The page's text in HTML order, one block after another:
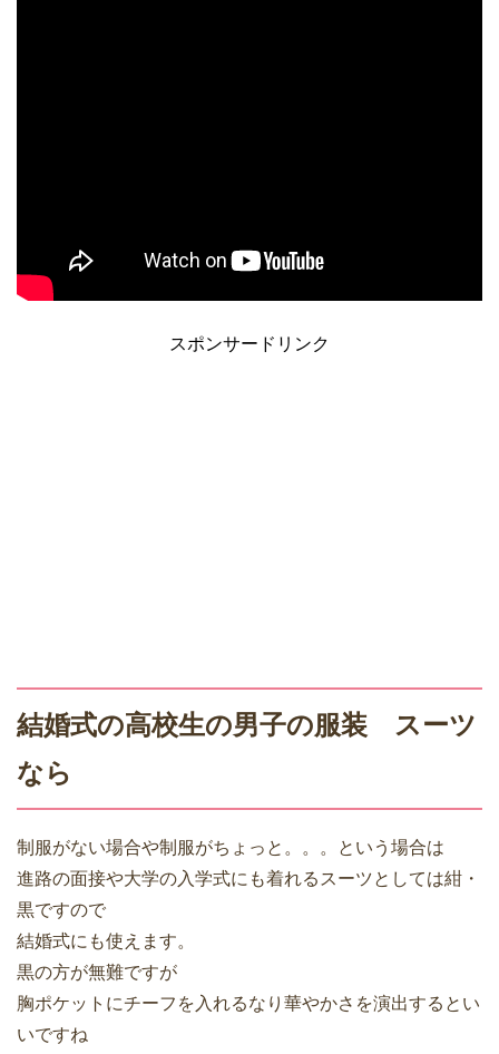
スポンサードリンク
結婚式の高校生の男子の服装 スーツ
なら
制服がない場合や制服がちょっと。。。という場合は
進路の面接や大学の入学式にも着れるスーツとしては紺・
黒ですので
結婚式にも使えます。
黒の方が無難ですが
胸ポケットにチーフを入れるなり華やかさを演出するとい
いですね